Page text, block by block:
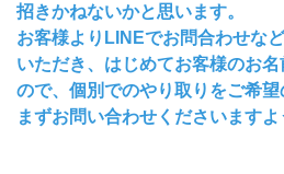
招きかねないかと思います。
お客様よりLINEでお問合わせな
いただき、はじめてお客様のお
ので、個別でのやり取りをご希望
まずお問い合わせくださいますよ